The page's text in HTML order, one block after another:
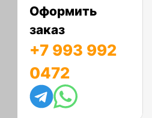
Оформить
заказ
+7 993 992
0472